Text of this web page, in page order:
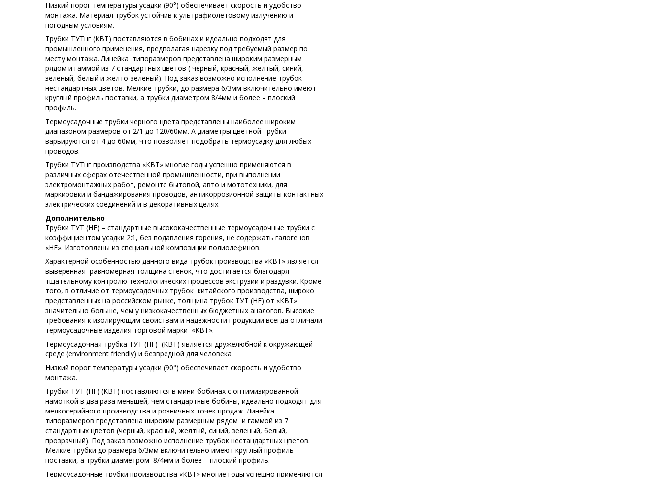
Низкий порог температуры усадки (90°) обеспечивает скорость и удобство
монтажа. Материал трубок устойчив к ультрафиолетовому излучению и
погодным условиям.
Трубки ТУТнг (КВТ) поставляются в бобинах и идеально подходят для
промышленного применения, предполагая нарезку под требуемый размер по
месту монтажа. Линейка типоразмеров представлена широким размерным
рядом и гаммой из 7 стандартных цветов ( черный, красный, желтый, синий,
зеленый, белый и желто-зеленый). Под заказ возможно исполнение трубок
нестандартных цветов. Мелкие трубки, до размера 6/3мм включительно имеют
круглый профиль поставки, а трубки диаметром 8/4мм и более – плоский
профиль.
Термоусадочные трубки черного цвета представлены наиболее широким
диапазоном размеров от 2/1 до 120/60мм. А диаметры цветной трубки
варьируются от 4 до 60мм, что позволяет подобрать термоусадку для любых
проводов.
Трубки ТУТнг производства «КВТ» многие годы успешно применяются в
различных сферах отечественной промышленности, при выполнении
электромонтажных работ, ремонте бытовой, авто и мототехники, для
маркировки и бандажирования проводов, антикоррозионной защиты контактных
электрических соединений и в декоративных целях.
Дополнительно
Трубки ТУТ (HF) – стандартные высококачественные термоусадочные трубки с
коэффициентом усадки 2:1, без подавления горения, не содержать галогенов
«HF». Изготовлены из специальной композиции полиолефинов.
Характерной особенностью данного вида трубок производства «КВТ» является
выверенная равномерная толщина стенок, что достигается благодаря
тщательному контролю технологических процессов экструзии и раздувки. Кроме
того, в отличие от термоусадочных трубок китайского производства, широко
представленных на российском рынке, толщина трубок ТУТ (HF) от «КВТ»
значительно больше, чем у низкокачественных бюджетных аналогов. Высокие
требования к изолирующим свойствам и надежности продукции всегда отличали
термоусадочные изделия торговой марки «КВТ».
Термоусадочная трубка ТУТ (HF) (КВТ) является дружелюбной к окружающей
среде (environment friendly) и безвредной для человека.
Низкий порог температуры усадки (90°) обеспечивает скорость и удобство
монтажа.
Трубки ТУТ (HF) (КВТ) поставляются в мини-бобинах с оптимизированной
намоткой в два раза меньшей, чем стандартные бобины, идеально подходят для
мелкосерийного производства и розничных точек продаж. Линейка
типоразмеров представлена широким размерным рядом и гаммой из 7
стандартных цветов (черный, красный, желтый, синий, зеленый, белый,
прозрачный). Под заказ возможно исполнение трубок нестандартных цветов.
Мелкие трубки до размера 6/3мм включительно имеют круглый профиль
поставки, а трубки диаметром 8/4мм и более – плоский профиль.
Термоусадочные трубки производства «КВТ» многие годы успешно применяются